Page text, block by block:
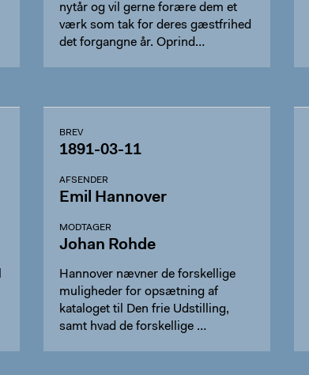
nytår og vil gerne forære dem et
værk som tak for deres gæstfrihed
det forgangne år. Oprind…
BREV
1891-03-11
AFSENDER
Emil Hannover
MODTAGER
Johan Rohde
Hannover nævner de forskellige
muligheder for opsætning af
kataloget til Den frie Udstilling,
samt hvad de forskellige …